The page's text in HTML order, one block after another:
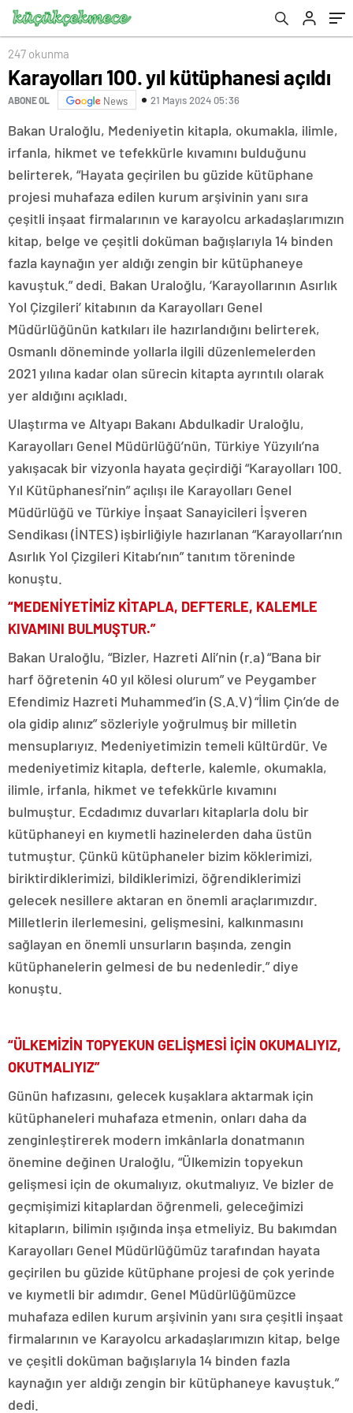
247 okunma
Karayolları 100. yıl kütüphanesi açıldı
ABONE OL News 21 Mayıs 2024 05:36
Bakan Uraloğlu, Medeniyetin kitapla, okumakla, ilimle,
irfanla, hikmet ve tefekkürle kıvamını bulduğunu
belirterek, “Hayata geçirilen bu güzide kütüphane
projesi muhafaza edilen kurum arşivinin yanı sıra
çeşitli inşaat firmalarının ve karayolcu arkadaşlarımızın
kitap, belge ve çeşitli doküman bağışlarıyla 14 binden
fazla kaynağın yer aldığı zengin bir kütüphaneye
kavuştuk.” dedi. Bakan Uraloğlu, ‘Karayollarının Asırlık
Yol Çizgileri’ kitabının da Karayolları Genel
Müdürlüğünün katkıları ile hazırlandığını belirterek,
Osmanlı döneminde yollarla ilgili düzenlemelerden
2021 yılına kadar olan sürecin kitapta ayrıntılı olarak
yer aldığını açıkladı.
Ulaştırma ve Altyapı Bakanı Abdulkadir Uraloğlu,
Karayolları Genel Müdürlüğü’nün, Türkiye Yüzyılı’na
yakışacak bir vizyonla hayata geçirdiği “Karayolları 100.
Yıl Kütüphanesi’nin” açılışı ile Karayolları Genel
Müdürlüğü ve Türkiye İnşaat Sanayicileri İşveren
Sendikası (İNTES) işbirliğiyle hazırlanan “Karayolları’nın
Asırlık Yol Çizgileri Kitabı’nın” tanıtım töreninde
konuştu.
“MEDENİYETİMİZ KİTAPLA, DEFTERLE, KALEMLE
KIVAMINI BULMUŞTUR.”
Bakan Uraloğlu, “Bizler, Hazreti Ali’nin (r.a) “Bana bir
harf öğretenin 40 yıl kölesi olurum” ve Peygamber
Efendimiz Hazreti Muhammed’in (S.A.V) “İlim Çin’de de
ola gidip alınız” sözleriyle yoğrulmuş bir milletin
mensuplarıyız. Medeniyetimizin temeli kültürdür. Ve
medeniyetimiz kitapla, defterle, kalemle, okumakla,
ilimle, irfanla, hikmet ve tefekkürle kıvamını
bulmuştur. Ecdadımız duvarları kitaplarla dolu bir
kütüphaneyi en kıymetli hazinelerden daha üstün
tutmuştur. Çünkü kütüphaneler bizim köklerimizi,
biriktirdiklerimizi, bildiklerimizi, öğrendiklerimizi
gelecek nesillere aktaran en önemli araçlarımızdır.
Milletlerin ilerlemesini, gelişmesini, kalkınmasını
sağlayan en önemli unsurların başında, zengin
kütüphanelerin gelmesi de bu nedenledir.” diye
konuştu.
“ÜLKEMİZİN TOPYEKUN GELİŞMESİ İÇİN OKUMALIYIZ,
OKUTMALIYIZ”
Günün hafızasını, gelecek kuşaklara aktarmak için
kütüphaneleri muhafaza etmenin, onları daha da
zenginleştirerek modern imkânlarla donatmanın
önemine değinen Uraloğlu, “Ülkemizin topyekun
gelişmesi için de okumalıyız, okutmalıyız. Ve bizler de
geçmişimizi kitaplardan öğrenmeli, geleceğimizi
kitapların, bilimin ışığında inşa etmeliyiz. Bu bakımdan
Karayolları Genel Müdürlüğümüz tarafından hayata
geçirilen bu güzide kütüphane projesi de çok yerinde
ve kıymetli bir adımdır. Genel Müdürlüğümüzce
muhafaza edilen kurum arşivinin yanı sıra çeşitli inşaat
firmalarının ve Karayolcu arkadaşlarımızın kitap, belge
ve çeşitli doküman bağışlarıyla 14 binden fazla
kaynağın yer aldığı zengin bir kütüphaneye kavuştuk.”
dedi.